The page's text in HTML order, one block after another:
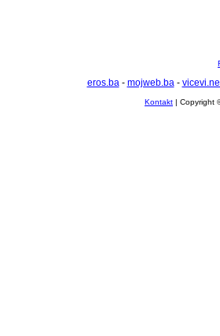
eros.ba- mojweb.ba-
Kontakt | Copyright